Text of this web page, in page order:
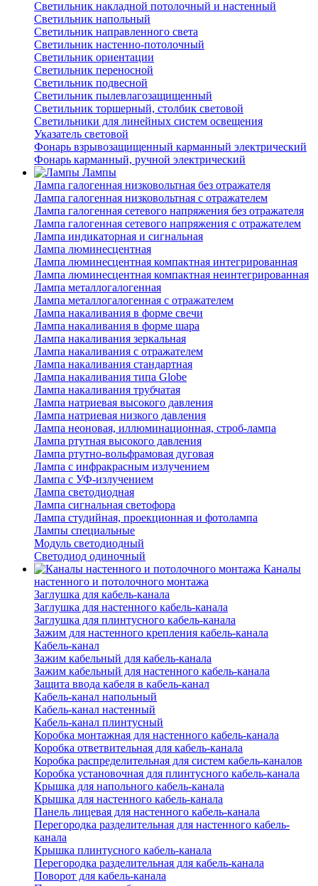
Светильник накладной потолочный и настенный
Светильник напольный
Светильник направленного света
Светильник настенно-потолочный
Светильник ориентации
Светильник переносной
Светильник подвесной
Светильник пылевлагозащищенный
Светильник торшерный, столбик световой
Светильники для линейных систем освещения
Указатель световой
Фонарь взрывозащищенный карманный электрический
Фонарь карманный, ручной электрический
Лампы
Лампа галогенная низковольтная без отражателя
Лампа галогенная низковольтная с отражателем
Лампа галогенная сетевого напряжения без отражателя
Лампа галогенная сетевого напряжения с отражателем
Лампа индикаторная и сигнальная
Лампа люминесцентная
Лампа люминесцентная компактная интегрированная
Лампа люминесцентная компактная неинтегрированная
Лампа металлогалогенная
Лампа металлогалогенная с отражателем
Лампа накаливания в форме свечи
Лампа накаливания в форме шара
Лампа накаливания зеркальная
Лампа накаливания с отражателем
Лампа накаливания стандартная
Лампа накаливания типа Globe
Лампа накаливания трубчатая
Лампа натриевая высокого давления
Лампа натриевая низкого давления
Лампа неоновая, иллюминационная, строб-лампа
Лампа ртутная высокого давления
Лампа ртутно-вольфрамовая дуговая
Лампа с инфракрасным излучением
Лампа с УФ-излучением
Лампа светодиодная
Лампа сигнальная светофора
Лампа студийная, проекционная и фотолампа
Лампы специальные
Модуль светодиодный
Светодиод одиночный
Каналы
настенного и потолочного монтажа
Заглушка для кабель-канала
Заглушка для настенного кабель-канала
Заглушка для плинтусного кабель-канала
Зажим для настенного крепления кабель-канала
Кабель-канал
Зажим кабельный для кабель-канала
Зажим кабельный для настенного кабель-канала
Защита ввода кабеля в кабель-канал
Кабель-канал напольный
Кабель-канал настенный
Кабель-канал плинтусный
Коробка монтажная для настенного кабель-канала
Коробка ответвительная для кабель-канала
Коробка распределительная для систем кабель-каналов
Коробка установочная для плинтусного кабель-канала
Крышка для напольного кабель-канала
Крышка для настенного кабель-канала
Панель лицевая для настенного кабель-канала
Перегородка разделительная для настенного кабель-
канала
Крышка плинтусного кабель-канала
Перегородка разделительная для кабель-канала
Поворот для кабель-канала